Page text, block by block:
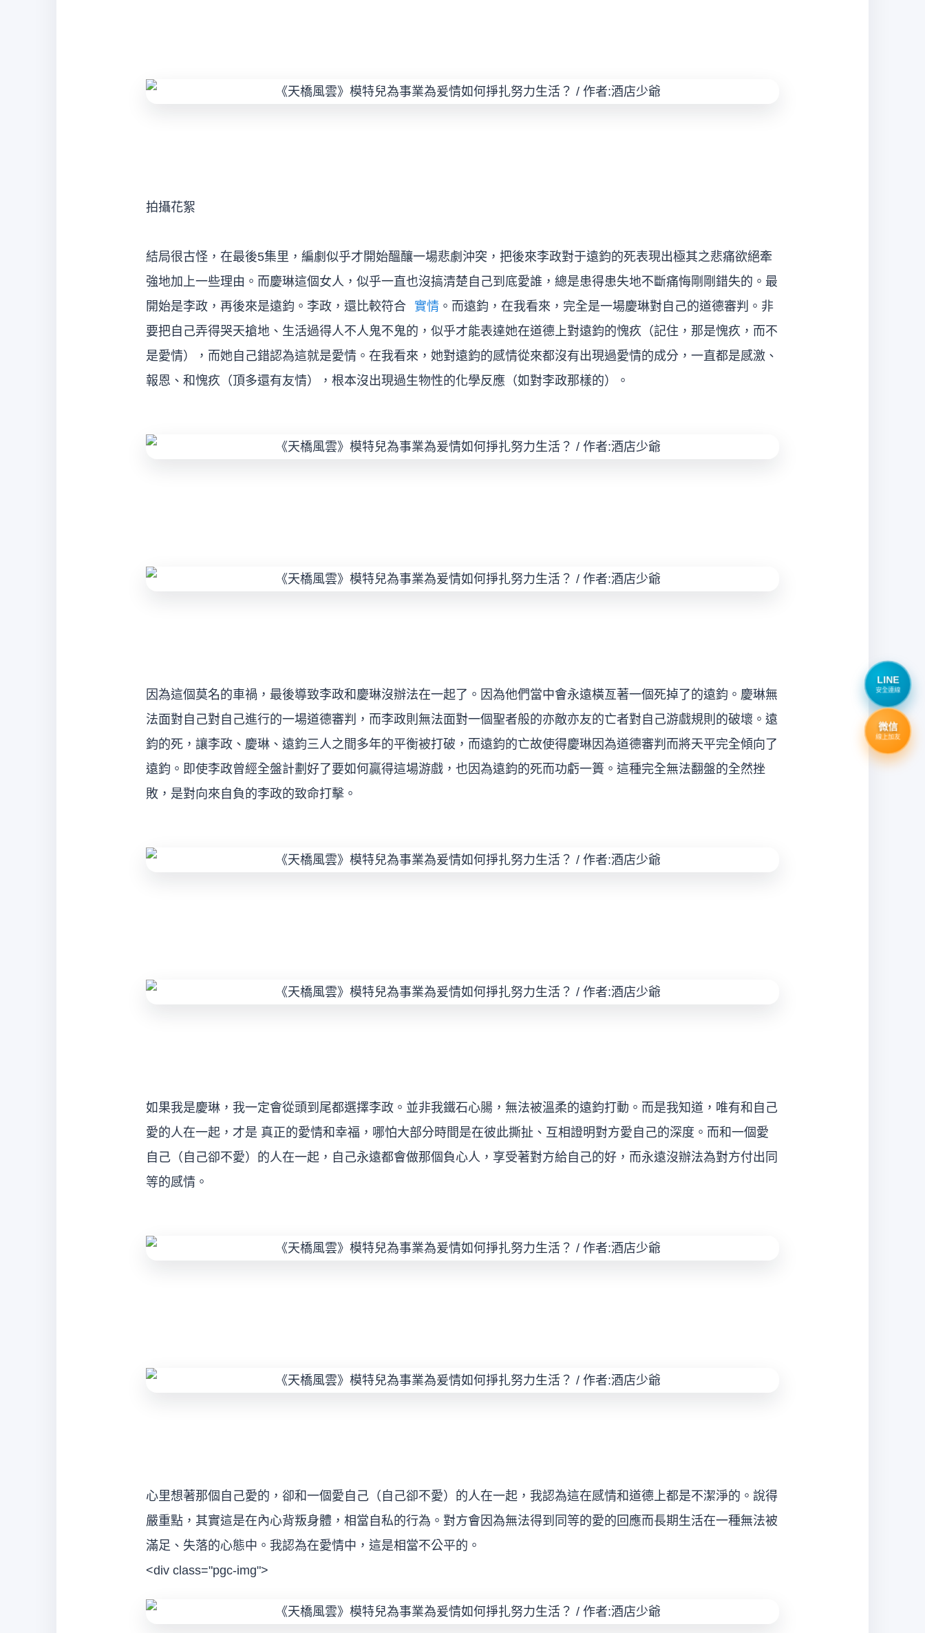
拍攝花絮
結局很古怪，在最後5集里，編劇似乎才開始醞釀一場悲劇沖突，把後來李政對于遠鈞的死表現出極其之悲痛欲絕牽
強地加上一些理由。而慶琳這個女人，似乎一直也沒搞清楚自己到底愛誰，總是患得患失地不斷痛悔剛剛錯失的。最
開始是李政，再後來是遠鈞。李政，還比較符合
實情 。而遠鈞，在我看來，完全是一場慶琳對自己的道德審判。非
要把自己弄得哭天搶地、生活過得人不人鬼不鬼的，似乎才能表達她在道德上對遠鈞的愧疚（記住，那是愧疚，而不
是愛情），而她自己錯認為這就是愛情。在我看來，她對遠鈞的感情從來都沒有出現過愛情的成分，一直都是感激、
報恩、和愧疚（頂多還有友情），根本沒出現過生物性的化學反應（如對李政那樣的）。
因為這個莫名的車禍，最後導致李政和慶琳沒辦法在一起了。因為他們當中會永遠橫亙著一個死掉了的遠鈞。慶琳無
法面對自己對自己進行的一場道德審判，而李政則無法面對一個聖者般的亦敵亦友的亡者對自己游戲規則的破壞。遠
鈞的死，讓李政、慶琳、遠鈞三人之間多年的平衡被打破，而遠鈞的亡故使得慶琳因為道德審判而將天平完全傾向了
遠鈞。即使李政曾經全盤計劃好了要如何贏得這場游戲，也因為遠鈞的死而功虧一簣。這種完全無法翻盤的全然挫
敗，是對向來自負的李政的致命打擊。
如果我是慶琳，我一定會從頭到尾都選擇李政。並非我鐵石心腸，無法被溫柔的遠鈞打動。而是我知道，唯有和自己
愛的人在一起，才是 真正的愛情和幸福，哪怕大部分時間是在彼此撕扯、互相證明對方愛自己的深度。而和一個愛
自己（自己卻不愛）的人在一起，自己永遠都會做那個負心人，享受著對方給自己的好，而永遠沒辦法為對方付出同
等的感情。
心里想著那個自己愛的，卻和一個愛自己（自己卻不愛）的人在一起，我認為這在感情和道德上都是不潔淨的。說得
嚴重點，其實這是在內心背叛身體，相當自私的行為。對方會因為無法得到同等的愛的回應而長期生活在一種無法被
滿足、失落的心態中。我認為在愛情中，這是相當不公平的。
<div class="pgc-img">
LINE
安全連線
微信
線上加友